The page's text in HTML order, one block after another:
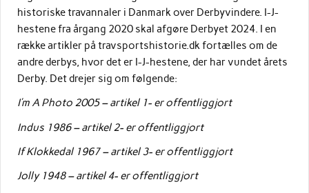
historiske travannaler i Danmark over Derbyvindere. I-J-
hestene fra årgang 2020 skal afgøre Derbyet 2024. I en
række artikler på travsportshistorie.dk fortælles om de
andre derbys, hvor det er I-J-hestene, der har vundet årets
Derby. Det drejer sig om følgende:
I’m A Photo 2005 – artikel 1- er offentliggjort
Indus 1986 – artikel 2- er offentliggjort
If Klokkedal 1967 – artikel 3- er offentliggjort
Jolly 1948 – artikel 4- er offentliggjort